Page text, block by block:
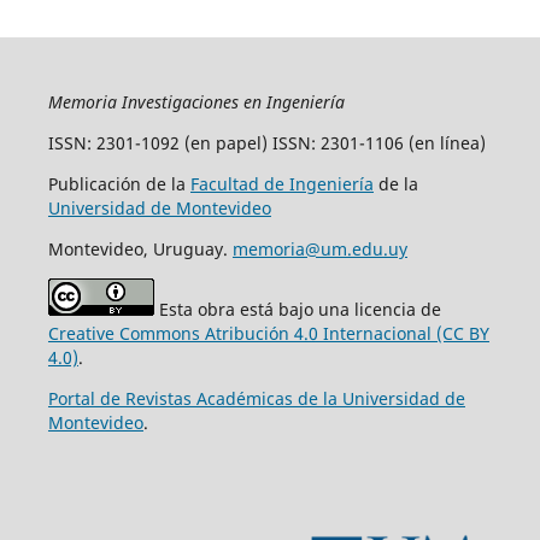
Memoria Investigaciones en Ingeniería
ISSN: 2301-1092 (en papel) ISSN: 2301-1106 (en línea)
Publicación de la Facultad de Ingeniería de la
Universidad de Montevideo
Montevideo, Uruguay. memoria@um.edu.uy
Esta obra está bajo una licencia de
Creative Commons Atribución 4.0 Internacional (CC BY
4.0).
Portal de Revistas Académicas de la Universidad de
Montevideo.